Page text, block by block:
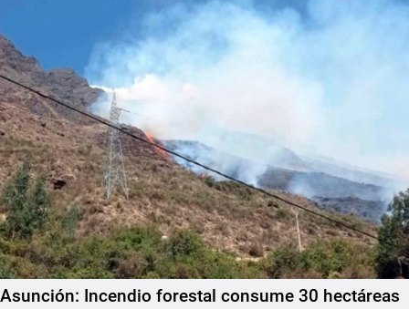
Asunción: Incendio forestal consume 30 hectáreas